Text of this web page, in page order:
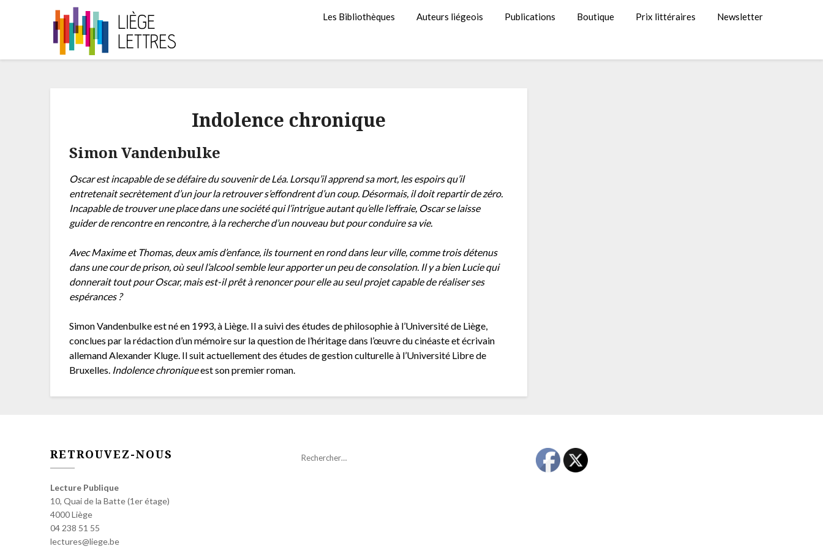
Les Bibliothèques Auteurs liégeois Publications Boutique Prix littéraires Newsletter
Indolence chronique
Simon Vandenbulke
Oscar est incapable de se défaire du souvenir de Léa. Lorsqu’il apprend sa mort, les espoirs qu’il
entretenait secrètement d’un jour la retrouver s’effondrent d’un coup. Désormais, il doit repartir de zéro.
Incapable de trouver une place dans une société qui l’intrigue autant qu’elle l’effraie, Oscar se laisse
guider de rencontre en rencontre, à la recherche d’un nouveau but pour conduire sa vie.
Avec Maxime et Thomas, deux amis d’enfance, ils tournent en rond dans leur ville, comme trois détenus
dans une cour de prison, où seul l’alcool semble leur apporter un peu de consolation. Il y a bien Lucie qui
donnerait tout pour Oscar, mais est-il prêt à renoncer pour elle au seul projet capable de réaliser ses
espérances ?
Simon Vandenbulke est né en 1993, à Liège. Il a suivi des études de philosophie à l’Université de Liège,
conclues par la rédaction d’un mémoire sur la question de l’héritage dans l’œuvre du cinéaste et écrivain
allemand Alexander Kluge. Il suit actuellement des études de gestion culturelle à l’Université Libre de
Bruxelles. Indolence chroniqueest son premier roman.
RETROUVEZ-NOUS
Lecture Publique
10, Quai de la Batte (1er étage)
4000 Liège
04 238 51 55
lectures@liege.be